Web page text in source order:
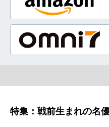
特集：戦前生まれの名